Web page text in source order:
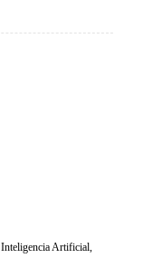
Inteligencia Artificial